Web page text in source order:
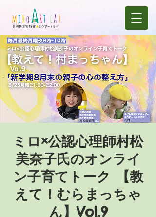
ミロ×公認心理師村松
美奈子氏のオンライ
ン子育てトーク 【教
えて！むらまっちゃ
ん】Vol.9